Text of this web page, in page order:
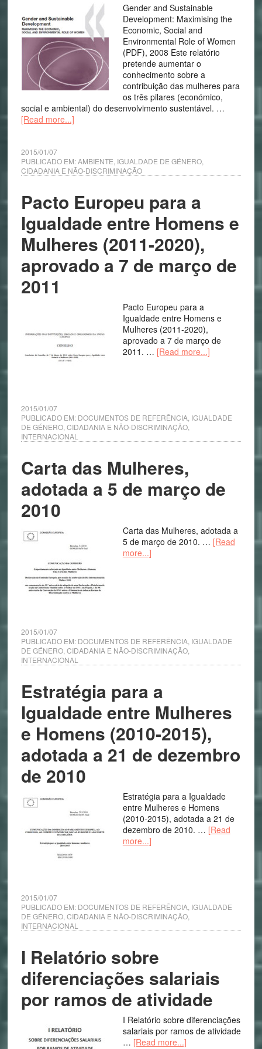
Gender and Sustainable
Development: Maximising the
Economic, Social and
Environmental Role of Women
(PDF), 2008 Este relatório
pretende aumentar o
conhecimento sobre a
contribuição das mulheres para
os três pilares (económico,
social e ambiental) do desenvolvimento sustentável. …
[Read more...]
2015/01/07
PUBLICADO EM:AMBIENTE IGUALDADE DE GÉNERO,
CIDADANIA E NÃO-DISCRIMINAÇÃO
Pacto Europeu para a
Igualdade entre Homens e
Mulheres (2011-2020),
aprovado a 7 de março de
2011
Pacto Europeu para a
Igualdade entre Homens e
Mulheres (2011-2020),
aprovado a 7 de março de
2011. … [Read more...]
2015/01/07
PUBLICADO EM: DOCUMENTOS DE REFERÊNCIA, IGUALDADE
DE GÉNERO, CIDADANIA E NÃO-DISCRIMINAÇÃO,
INTERNACIONAL
Carta das Mulheres,
adotada a 5 de março de
2010
Carta das Mulheres, adotada a
5 de março de 2010. … [Read
more...]
2015/01/07
PUBLICADO EM: DOCUMENTOS DE REFERÊNCIA, IGUALDADE
DE GÉNERO, CIDADANIA E NÃO-DISCRIMINAÇÃO,
INTERNACIONAL
Estratégia para a
Igualdade entre Mulheres
e Homens (2010-2015),
adotada a 21 de dezembro
de 2010
Estratégia para a Igualdade
entre Mulheres e Homens
(2010-2015), adotada a 21 de
dezembro de 2010. … [Read
more...]
2015/01/07
PUBLICADO EM: DOCUMENTOS DE REFERÊNCIA, IGUALDADE
DE GÉNERO, CIDADANIA E NÃO-DISCRIMINAÇÃO,
INTERNACIONAL
I Relatório sobre
diferenciações salariais
por ramos de atividade
I Relatório sobre diferenciações
salariais por ramos de atividade
… [Read more...]